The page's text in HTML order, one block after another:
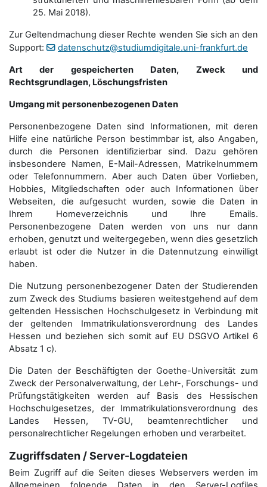
25. Mai 2018).
Zur Geltendmachung dieser Rechte wenden Sie sich an den
Support:
datenschutz@studiumdigitale.uni-frankfurt.de
Art der gespeicherten Daten, Zweck und
Rechtsgrundlagen, Löschungsfristen
Umgang mit personenbezogenen Daten
Personenbezogene Daten sind Informationen, mit deren
Hilfe eine natürliche Person bestimmbar ist, also Angaben,
durch die Personen identifizierbar sind. Dazu gehören
insbesondere Namen, E-Mail-Adressen, Matrikelnummern
oder Telefonnummern. Aber auch Daten über Vorlieben,
Hobbies, Mitgliedschaften oder auch Informationen über
Webseiten, die aufgesucht wurden, sowie die Daten in
Ihrem Homeverzeichnis und Ihre Emails.
Personenbezogene Daten werden von uns nur dann
erhoben, genutzt und weitergegeben, wenn dies gesetzlich
erlaubt ist oder die Nutzer in die Datennutzung einwilligt
haben.
Die Nutzung personenbezogener Daten der Studierenden
zum Zweck des Studiums basieren weitestgehend auf dem
geltenden Hessischen Hochschulgesetz in Verbindung mit
der geltenden Immatrikulationsverordnung des Landes
Hessen und beziehen sich somit auf EU DSGVO Artikel 6
Absatz 1 c).
Die Daten der Beschäftigten der Goethe-Universität zum
Zweck der Personal­verwaltung, der Lehr-, Forschungs- und
Prüfungstätigkeiten werden auf Basis des Hessischen
Hochschulgesetzes, der Immatrikulations­verordnung des
Landes Hessen, TV-GU, beamtenrechtlicher und
personalrechtlicher Regelungen erhoben und verarbeitet.
Zugriffsdaten / Server-Logdateien
Beim Zugriff auf die Seiten dieses Webservers werden im